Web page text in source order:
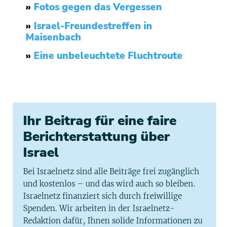
» Fotos gegen das Vergessen
» Israel-Freundestreffen in
Maisenbach
» Eine unbeleuchtete Fluchtroute
Ihr Beitrag für eine faire
Berichterstattung über
Israel
Bei Israelnetz sind alle Beiträge frei zugänglich
und kostenlos – und das wird auch so bleiben.
Israelnetz finanziert sich durch freiwillige
Spenden. Wir arbeiten in der Israelnetz-
Redaktion dafür, Ihnen solide Informationen zu